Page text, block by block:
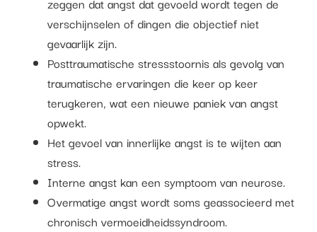
verschijnselen of dingen die objectief niet
gevaarlijk zijn.
Posttraumatische stressstoornis als gevolg van
traumatische ervaringen die keer op keer
terugkeren, wat een nieuwe paniek van angst
opwekt.
Het gevoel van innerlijke angst is te wijten aan
stress.
Interne angst kan een symptoom van neurose.
Overmatige angst wordt soms geassocieerd met
chronisch vermoeidheidssyndroom.